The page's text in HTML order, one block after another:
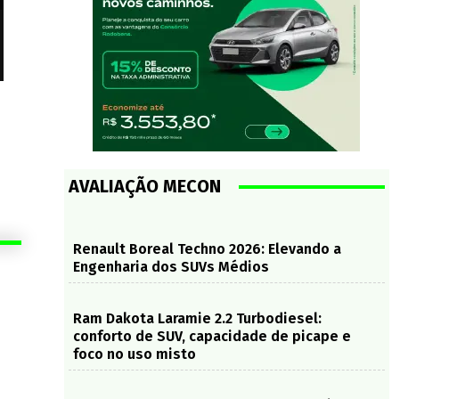
AVALIAÇÃO MECON
Renault Boreal Techno 2026: Elevando a
Engenharia dos SUVs Médios
Ram Dakota Laramie 2.2 Turbodiesel:
conforto de SUV, capacidade de picape e
foco no uso misto